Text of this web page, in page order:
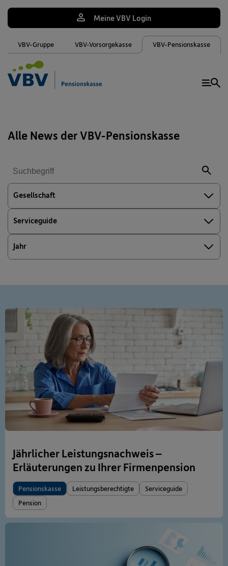
VBV-Gruppe VBV-Vorsorgekasse VBV-Pensionskasse
Meine VBV Login
Alle News der VBV-Pensionskasse
Gesellschaft
Serviceguide
Jahr
Jährlicher Leistungsnachweis –
Erläuterungen zu Ihrer Firmenpension
Pensionskasse Leistungsberechtigte
Serviceguide
Pension